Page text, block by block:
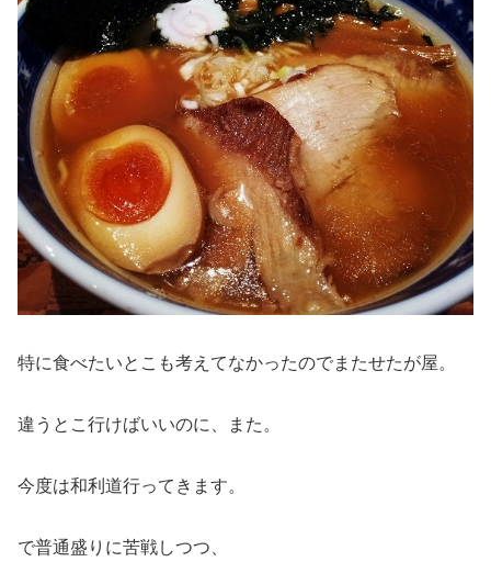
特に食べたいとこも考えてなかったのでまたせたが屋。
違うとこ行けばいいのに、また。
今度は和利道行ってきます。
で普通盛りに苦戦しつつ、